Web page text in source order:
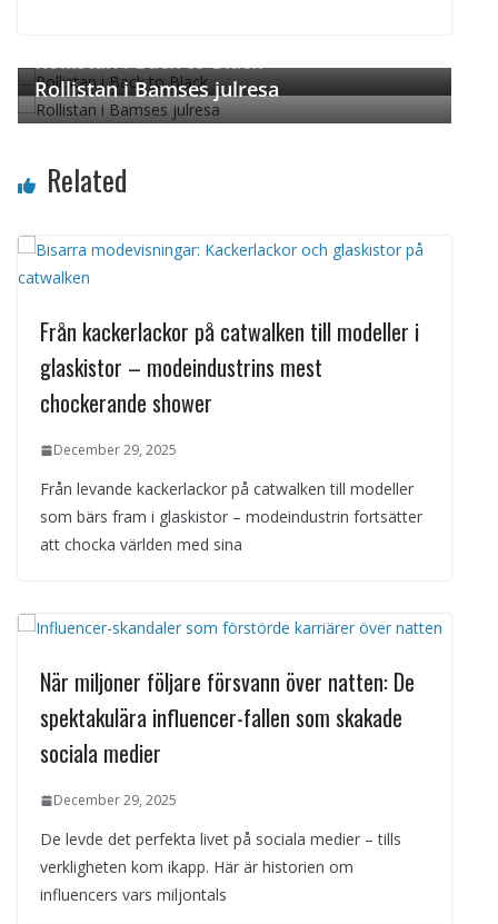
Rollistan i Back to Black
Rollistan i Bamses julresa
Related
Från kackerlackor på catwalken till modeller i
glaskistor – modeindustrins mest
chockerande shower
December 29, 2025
Från levande kackerlackor på catwalken till modeller
som bärs fram i glaskistor – modeindustrin fortsätter
att chocka världen med sina
När miljoner följare försvann över natten: De
spektakulära influencer-fallen som skakade
sociala medier
December 29, 2025
De levde det perfekta livet på sociala medier – tills
verkligheten kom ikapp. Här är historien om
influencers vars miljontals